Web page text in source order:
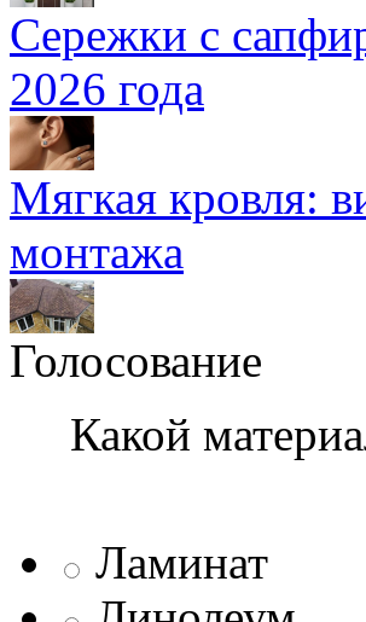
Сережки с
2026 года
Мягкая кровля:
монтажа
Голосование
Какой
Ламинат